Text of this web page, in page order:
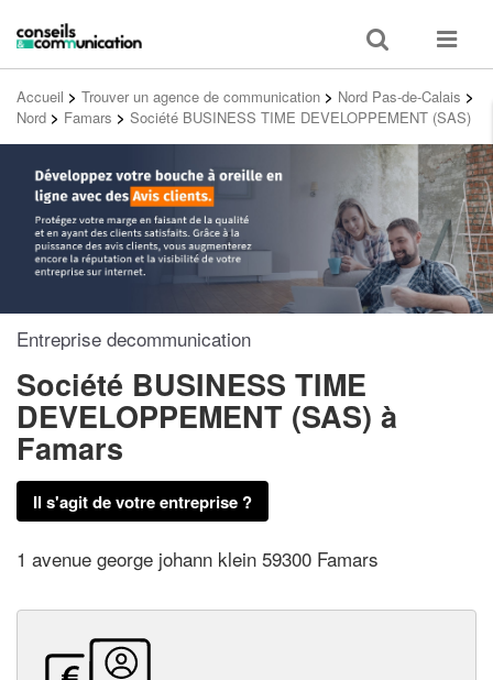
Toggle
search
Toggle
Accueil > Trouver un agence de communication > Nord Pas-de-Calais >
Nord > Famars > Société BUSINESS TIME DEVELOPPEMENT (SAS)
Entreprise decommunication
Société BUSINESS TIME
DEVELOPPEMENT (SAS) à
Famars
Il s'agit de votre entreprise ?
1 avenue george johann klein 59300 Famars